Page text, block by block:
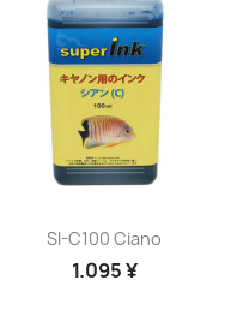
SI-C100 Ciano
1.095 ¥